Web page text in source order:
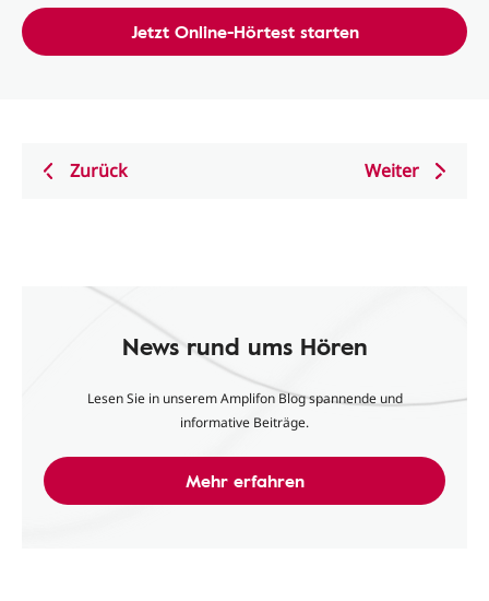
Jetzt Online-Hörtest starten
Zurück Weiter
News rund ums Hören
Lesen Sie in unserem Amplifon Blog spannende und
informative Beiträge.
Mehr erfahren